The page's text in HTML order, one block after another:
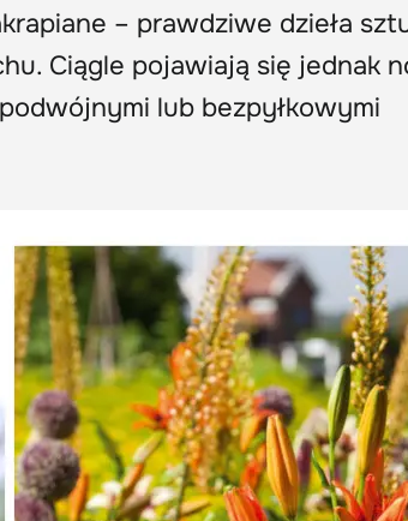
– prawdziwe dzieła
Ciągle pojawiają się jednak
lub bezpyłkowymi